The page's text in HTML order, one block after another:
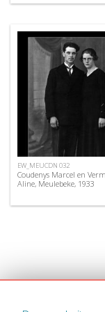
EW_MEUCDN 032
Coudenys Marcel en
Aline, Meulebeke, 1933